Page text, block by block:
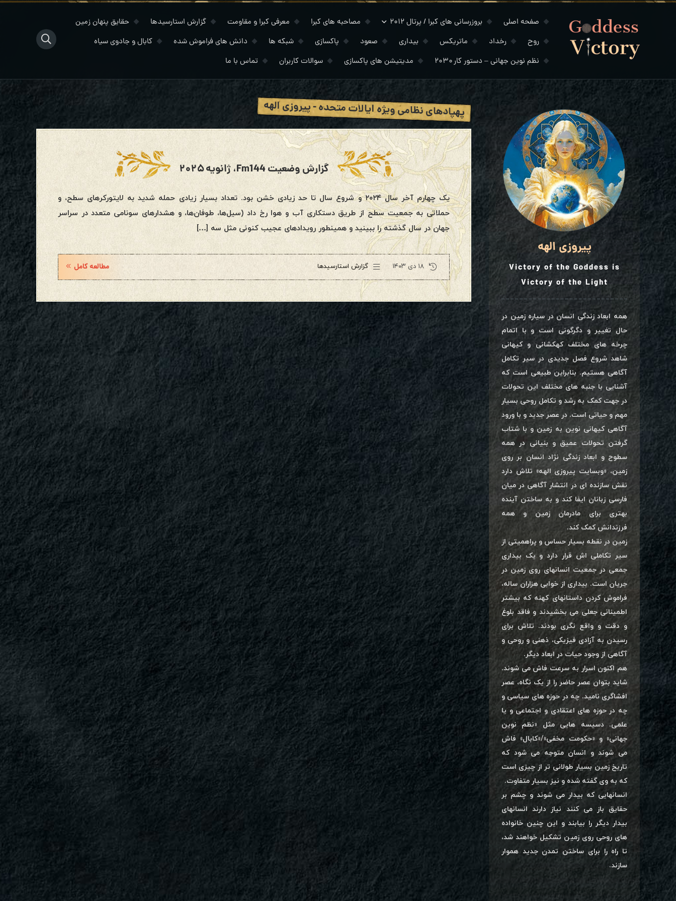
صفحه اصلی بروزرسانی های کبرا / پرتال ۲۰۱۲ مصاحبه های کبرا معرفی کبرا و مقاومت گزارش استارسیدها
حقایق پنهان زمین
روح
رخداد ماتریکس بیداری صعود پاکسازی شبکه ها دانش های فراموش شده
کابال و جادوی سیاه
نظم نوین جهانی – دستور کار ۲۰۳۰
مدیتیشن های پاکسازی سوالات کاربران تماس با ما
پهپادهای نظامی ویژه ایالات متحده - پیروزی الهه
گزارش وضعیت Fm144، ژانویه ۲۰۲۵
یک چهارم آخر سال ۲۰۲۴ و شروع سال تا حد زیادی خشن بود. تعداد بسیار زیادی حمله شدید به لایتورکرهای سطح، و
حملاتی به جمعیت سطح از طریق دستکاری آب و هوا رخ داد (سیل‌ها، طوفان‌ها، و هشدارهای سونامی‌ متعدد در سراسر
جهان در سال گذشته را ببینید و همینطور رویدادهای عجیب کنونی مثل سه […]
۱۸ دی ۱۴۰۳ گزارش استارسیدها مطالعه کامل
پیروزی الهه
Victory of the Goddess is
Victory of the Light
همه ابعاد زندگی انسان در سیاره زمین در
حال تغییر و دگرگونی است و با اتمام
چرخه های مختلف کهکشانی و کیهانی
شاهد شروع فصل جدیدی در سیر تکامل
آگاهی هستیم. بنابراین طبیعی است که
آشنایی با جنبه های مختلف این تحولات
در جهت کمک به رشد و تکامل روحی بسیار
مهم و حیاتی است. در عصر جدید و با ورود
آگاهی کیهانی نوین به زمین و با شتاب
گرفتن تحولات عمیق و بنیانی در همه
سطوح و ابعاد زندگی نژاد انسان بر روی
زمین، «وبسایت پیروزی الهه» تلاش دارد
نقش سازنده ای در انتشار آگاهی در میان
فارسی زبانان ایفا کند و به ساختن آینده
بهتری برای مادرمان زمین و همه
فرزندانش کمک کند.
زمین در نقطه بسیار حساس و پراهمیتی از
سیر تکاملی اش قرار دارد و یک بیداری
جمعی در جمعیت انسانهای روی زمین در
جریان است. بیداری از خوابی هزاران ساله،
فراموش کردن داستانهای کهنه که بیشتر
اطمینانی جعلی می بخشیدند و فاقد بلوغ
و دقت و واقع نگری بودند. تلاش برای
رسیدن به آزادی فیزیکی، ذهنی و روحی و
آگاهی از وجود حیات در ابعاد دیگر.
هم اکنون اسرار به سرعت فاش می شوند.
شاید بتوان عصر حاضر را از یک نگاه، عصر
افشاگری نامید. چه در حوزه های سیاسی و
چه در حوزه های اعتقادی و اجتماعی و یا
علمی. دسیسه هایی مثل «نظم نوین
جهانی» و «حکومت مخفی»/«کابال» فاش
می شوند و انسان متوجه می شود که
تاریخ زمین بسیار طولانی تر از چیزی است
که به وی گفته شده و نیز بسیار متفاوت.
انسانهایی که بیدار می شوند و چشم بر
حقایق باز می کنند نیاز دارند انسانهای
بیدار دیگر را بیابند و این چنین خانواده
های روحی روی زمین تشکیل خواهند شد،
تا راه را برای ساختن تمدن جدید هموار
سازند.